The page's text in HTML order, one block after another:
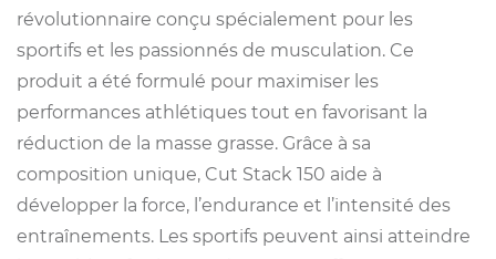
révolutionnaire conçu spécialement pour les
sportifs et les passionnés de musculation. Ce
produit a été formulé pour maximiser les
performances athlétiques tout en favorisant la
réduction de la masse grasse. Grâce à sa
composition unique, Cut Stack 150 aide à
développer la force, l’endurance et l’intensité des
entraînements. Les sportifs peuvent ainsi atteindre